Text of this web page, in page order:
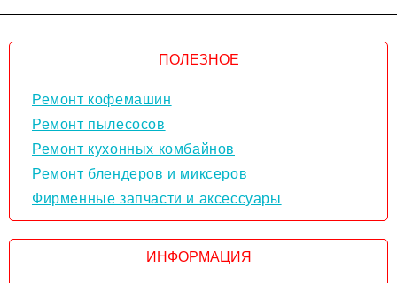
ПОЛЕЗНОЕ
Ремонт кофемашин
Ремонт пылесосов
Ремонт кухонных комбайнов
Ремонт блендеров и миксеров
Фирменные запчасти и аксессуары
ИНФОРМАЦИЯ